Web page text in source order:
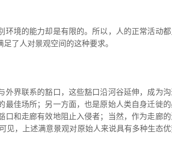
环境的能力却是有限的。所以，人的正常活动
足了人对景观空间的这种要求。
界联系的豁口，这些豁口沿河谷延伸，成为沟
佳场所；另一方面，也是原始人类自身迁徙
和走廊有效地阻止入侵者；当然，作为走廊
，上述满意景观对原始人来说具有多种生态优